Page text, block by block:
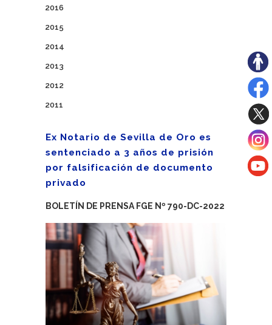
2016
2015
2014
2013
2012
2011
Ex Notario de Sevilla de Oro es
sentenciado a 3 años de prisión
por falsificación de documento
privado
BOLETÍN DE PRENSA FGE Nº 790-DC-2022